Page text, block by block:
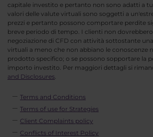
capitale investito e pertanto non sono adatti a
valori delle valute virtuali sono soggetti a
prezzi e pertanto possono comportare perdite
breve periodo di tempo. I clienti non
negoziazione di CFD con attività sottostante
virtuali a meno che non abbiano le conoscenze
prodotto specifico; o se possono sopportare la
importo investito. Per maggiori dettagli si
and Disclosures
Terms and Conditions
Terms of use for Strategies
Client Complaints policy
Conflicts of Interest Policy